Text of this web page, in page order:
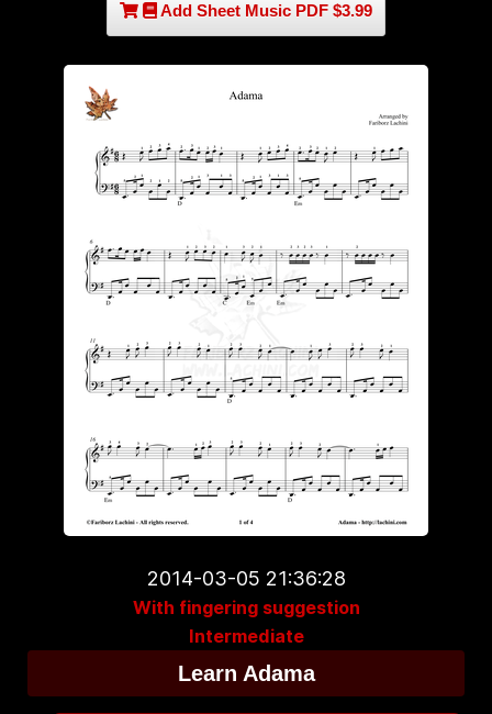
Add Sheet Music PDF $3.99
2014-03-05 21:36:28
With fingering suggestion
Intermediate
Learn Adama